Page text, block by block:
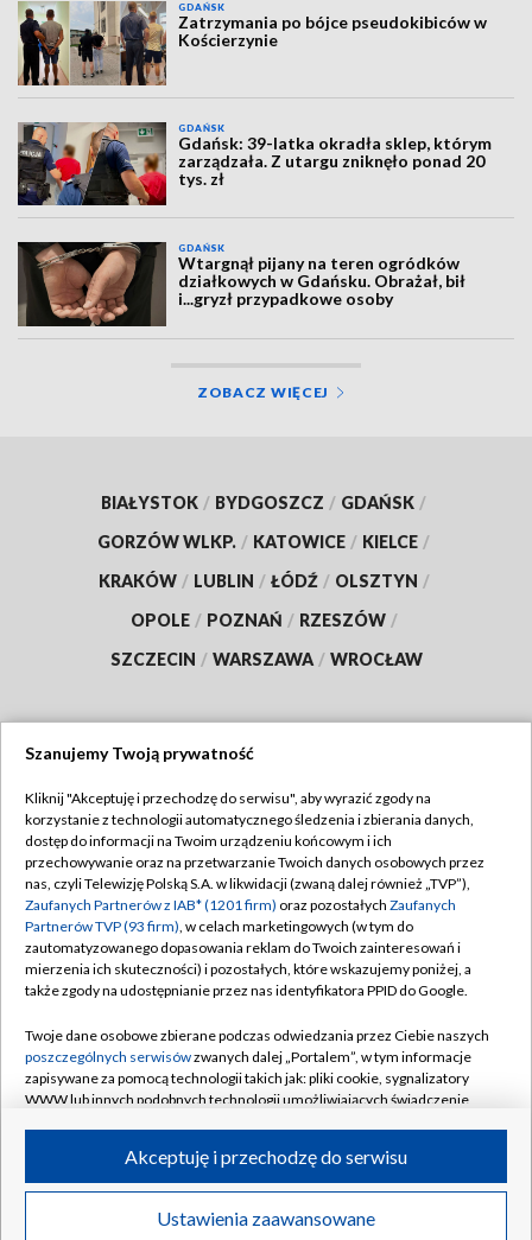
GDAŃSK
Zatrzymania po bójce pseudokibiców w
Kościerzynie
GDAŃSK
Gdańsk: 39-latka okradła sklep, którym
zarządzała. Z utargu zniknęło ponad 20
tys. zł
GDAŃSK
Wtargnął pijany na teren ogródków
działkowych w Gdańsku. Obrażał, bił
i...gryzł przypadkowe osoby
ZOBACZ WIĘCEJ
BIAŁYSTOK / BYDGOSZCZ / GDAŃSK /
GORZÓW WLKP. / KATOWICE / KIELCE /
KRAKÓW / LUBLIN / ŁÓDŹ / OLSZTYN /
OPOLE / POZNAŃ / RZESZÓW /
SZCZECIN / WARSZAWA / WROCŁAW
TVP
Abonament TVP
Emisja w TVP
Centrum informacji TVP
Naziemna Telewizja Cyfrowa
Rada Programowa
System NOS
Informacje o nadawcy
Program dla prasy
Regulamin TVP
Polityka prywatności
Moje zgody
Pomoc
Kontakt
Kanały
©2026 Telewizja Polska S.A. w likwidacji
Szanujemy Twoją prywatność
Kliknij "Akceptuję i przechodzę do serwisu", aby wyrazić zgody na
korzystanie z technologii automatycznego śledzenia i zbierania danych,
dostęp do informacji na Twoim urządzeniu końcowym i ich
przechowywanie oraz na przetwarzanie Twoich danych osobowych przez
nas, czyli Telewizję Polską S.A. w likwidacji (zwaną dalej również „TVP”),
Zaufanych Partnerów z IAB* (1201 firm) oraz pozostałych Zaufanych
Partnerów TVP (93 firm), w celach marketingowych (w tym do
zautomatyzowanego dopasowania reklam do Twoich zainteresowań i
mierzenia ich skuteczności) i pozostałych, które wskazujemy poniżej, a
także zgody na udostępnianie przez nas identyfikatora PPID do Google.
Twoje dane osobowe zbierane podczas odwiedzania przez Ciebie naszych
poszczególnych serwisówzwanych dalej „Portalem”, w tym informacje
zapisywane za pomocą technologii takich jak: pliki cookie, sygnalizatory
WWW lub innych podobnych technologii umożliwiających świadczenie
ruchu w Internecie.
Twoje dane osobowe zbierane podczas odwiedzania przez Ciebie
poszczególnych serwisówna Portalu, takie jak adresy IP, identyfikatory
Ustawienia zaawansowane
Akceptuję i przechodzę do serwisu